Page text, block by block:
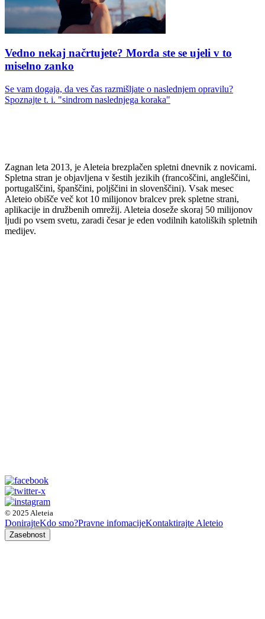
Vedno nekaj načrtujete? Morda ste se ujeli v to
miselno zanko
Se vam dogaja, da ves čas razmišljate o naslednjem opravilu?
Spoznajte t. i. "sindrom naslednjega koraka"
Zagnan leta 2013, je Aleteia brezplačen spletni dnevnik z novicami.
Spletna stran je objavljena v šestih jezikih (francoščini, angleščini,
portugalščini, španščini, poljščini in slovenščini). Vsak mesec
Aleteio obišče več kot 10 milijonov bralcev prek spletne strani,
aplikacije in družbenih omrežij. Aleteia doseže skoraj 50 milijonov
ljudi po vsem svetu, zaradi česar je eden vodilnih katoliških spletnih
medijev.
© 2025 Aleteia
DonirajteKdo smo?Pravne infomacijeKontaktirajte Aleteio
Zasebnost